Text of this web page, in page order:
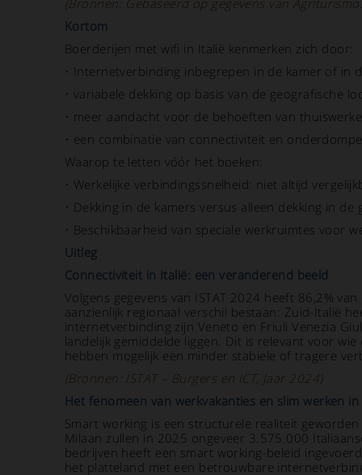
(Bronnen: Gebaseerd op gegevens van
Kortom
Boerderijen met wifi in Italië kenmerken zich door:
• Internetverbinding inbegrepen in de kamer of in
• variabele dekking op basis van de geografische
• meer aandacht voor de behoeften van
• een combinatie van connectiviteit en
Waarop te letten vóór het boeken:
• Werkelijke verbindingssnelheid: niet altijd
• Dekking in de kamers versus alleen dekking in de
• Beschikbaarheid van speciale werkruimtes voor
Uitleg
Connectiviteit in Italië: een veranderend beeld
Volgens gegevens van ISTAT 2024 heeft 86,2%
aanzienlijk regionaal verschil bestaan: Zuid-Italië
internetverbinding zijn Veneto en Friuli Venezia
landelijk gemiddelde liggen. Dit is relevant voor
hebben mogelijk een minder stabiele of tragere
(Bronnen: ISTAT – Burgers en ICT, Jaar 2024)
Het fenomeen van werkvakanties en slim werken
Smart working is een structurele realiteit
Milaan zullen in 2025 ongeveer 3.575.000
bedrijven heeft een smart working-beleid
het platteland met een betrouwbare